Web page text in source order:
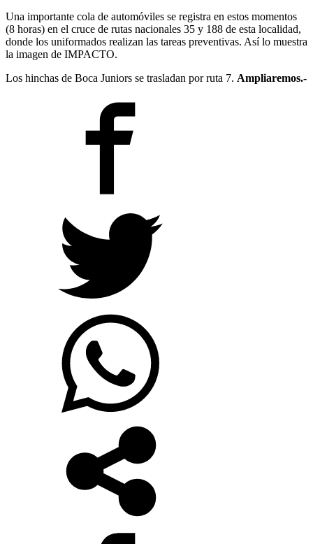
Una importante cola de automóviles se registra en estos momentos
(8 horas) en el cruce de rutas nacionales 35 y 188 de esta localidad,
donde los uniformados realizan las tareas preventivas. Así lo muestra
la imagen de IMPACTO.
Los hinchas de Boca Juniors se trasladan por ruta 7. Ampliaremos.-